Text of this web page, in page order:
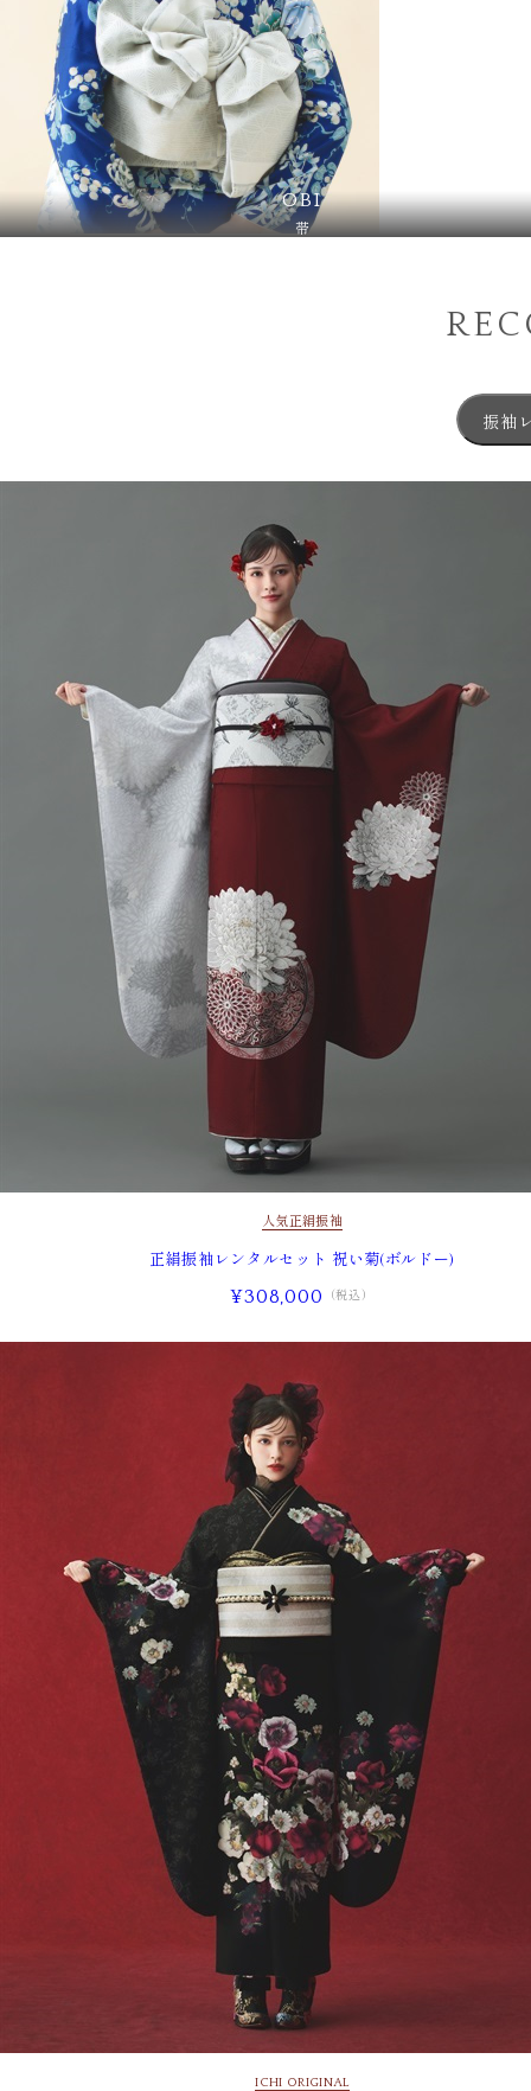
OBI
帯
振袖
人気 正絹振袖
正絹振袖レンタルセット 祝い菊(ボルドー)
¥308,000 （税込）
ICHI ORIGINAL